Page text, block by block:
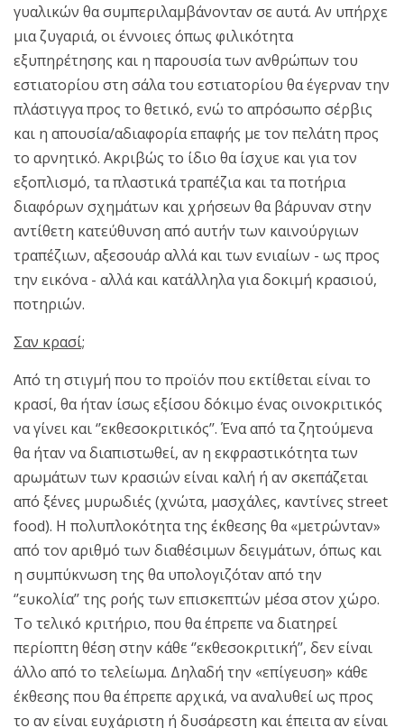
γυαλικών θα συμπεριλαμβάνονταν σε αυτά. Αν υπήρχε
μια ζυγαριά, οι έννοιες όπως φιλικότητα
εξυπηρέτησης και η παρουσία των ανθρώπων του
εστιατορίου στη σάλα του εστιατορίου θα έγερναν την
πλάστιγγα προς το θετικό, ενώ το απρόσωπο σέρβις
και η απουσία/αδιαφορία επαφής με τον πελάτη προς
το αρνητικό. Ακριβώς το ίδιο θα ίσχυε και για τον
εξοπλισμό, τα πλαστικά τραπέζια και τα ποτήρια
διαφόρων σχημάτων και χρήσεων θα βάρυναν στην
αντίθετη κατεύθυνση από αυτήν των καινούργιων
τραπέζιων, αξεσουάρ αλλά και των ενιαίων - ως προς
την εικόνα - αλλά και κατάλληλα για δοκιμή κρασιού,
ποτηριών.
Σαν κρασί;
Από τη στιγμή που το προϊόν που εκτίθεται είναι το
κρασί, θα ήταν ίσως εξίσου δόκιμο ένας οινοκριτικός
να γίνει και ‘’εκθεσοκριτικός’’. Ένα από τα ζητούμενα
θα ήταν να διαπιστωθεί, αν η εκφραστικότητα των
αρωμάτων των κρασιών είναι καλή ή αν σκεπάζεται
από ξένες μυρωδιές (χνώτα, μασχάλες, καντίνες street
food). Η πολυπλοκότητα της έκθεσης θα «μετρώνταν»
από τον αριθμό των διαθέσιμων δειγμάτων, όπως και
η συμπύκνωση της θα υπολογιζόταν από την
‘’ευκολία’’ της ροής των επισκεπτών μέσα στον χώρο.
Το τελικό κριτήριο, που θα έπρεπε να διατηρεί
περίοπτη θέση στην κάθε ‘’εκθεσοκριτική’’, δεν είναι
άλλο από το τελείωμα. Δηλαδή την «επίγευση» κάθε
έκθεσης που θα έπρεπε αρχικά, να αναλυθεί ως προς
το αν είναι ευχάριστη ή δυσάρεστη και έπειτα αν είναι